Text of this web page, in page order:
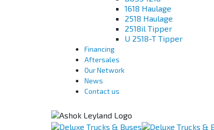
1618 Haulage
2518 Haulage
2518il Tipper
U 2518-T Tipper
Financing
Aftersales
Our Network
News
Contact us